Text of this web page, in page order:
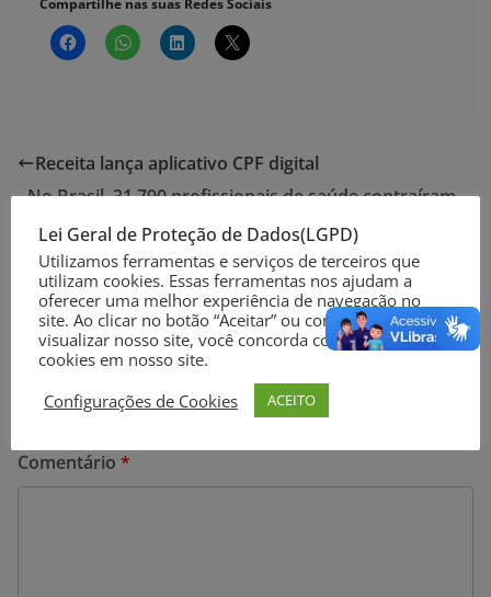
Compartilhe nas suas Redes Sociais
Receita lança aplicativo CPF digital
No Brasil, 31.790 profissionais de saúde contraíram
Deixe um comentário
O seu endereço de e-mail não será publicado.
obrigatórios são marcados com*
Comentário *
Lei Geral de Proteção de Dados(LGPD)
Utilizamos ferramentas e serviços de terceiros que
utilizam cookies. Essas ferramentas nos ajudam a
oferecer uma melhor experiência de navegação no
site. Ao clicar no botão “Aceitar” ou continuar a
visualizar nosso site, você concorda com o uso de
cookies em nosso site.
Configurações de Cookies
ACEITO